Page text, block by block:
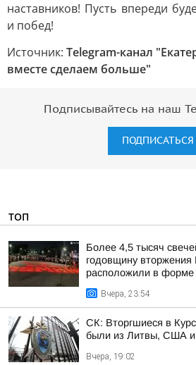
наставников! Пусть впереди
и побед!
Источник: Telegram-канал
вместе сделаем больше"
Подписывайтесь на наш
ПОДПИСАТЬСЯ
ТОП
Более 4,5 тысяч
годовщину
расположили в форме
Вчера, 23:54
СК: Вторгшиеся в
были из Литвы, США и
Вчера, 19:02